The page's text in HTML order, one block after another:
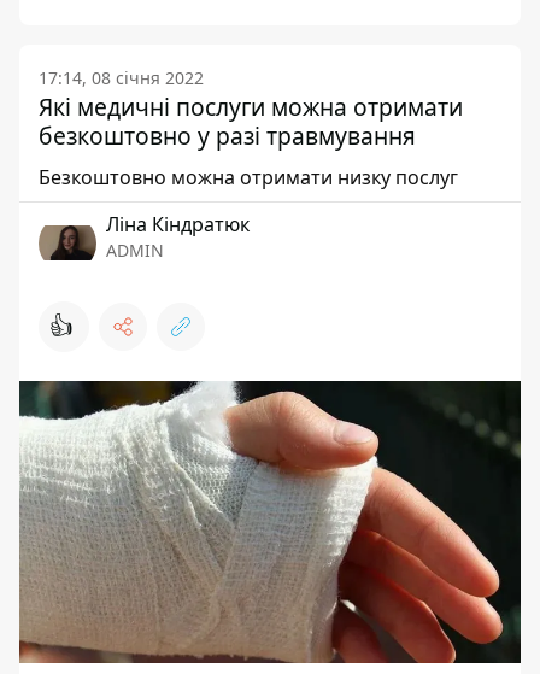
17:14, 08 січня 2022
Які медичні послуги можна отримати
безкоштовно у разі травмування
Безкоштовно можна отримати низку послуг
Ліна Кіндратюк
ADMIN
👍